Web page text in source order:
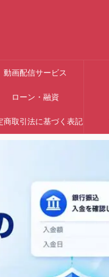
動画配信サービス
ローン・融資
商取引法に基づく表記